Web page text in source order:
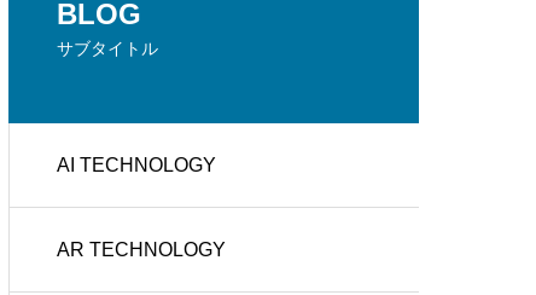
BUSINES
S DEVEL
E
会社概要
BLOG
サブタイトル
AI TECHNOLOGY
AR TECHNOLOGY